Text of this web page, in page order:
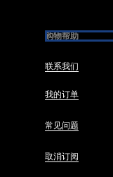
购物帮助
联系我们
我的订单
常见问题
取消订阅